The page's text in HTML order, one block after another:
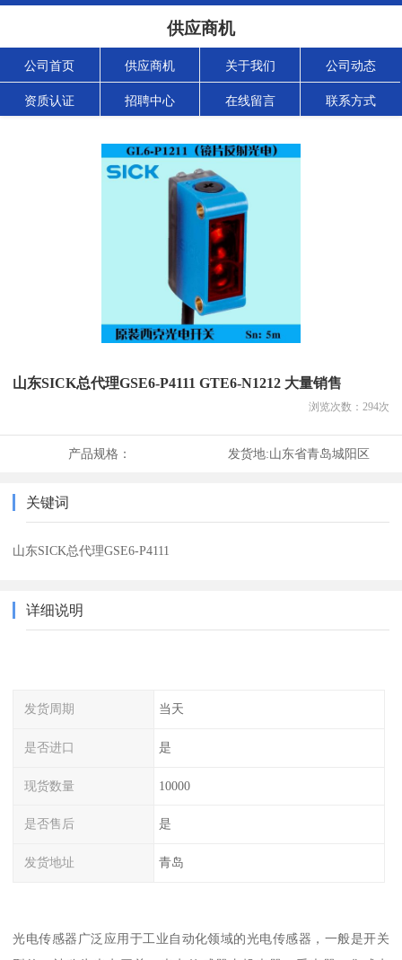
供应商机
公司首页 供应商机 关于我们 公司动态
资质认证 招聘中心 在线留言 联系方式
山东SICK总代理GSE6-P4111 GTE6-N1212 大量销售
浏览次数： 294次
产品规格： 发货地:山东省青岛城阳区
关键词
山东SICK总代理GSE6-P4111
详细说明
发货周期 当天
是否进口 是
现货数量 10000
是否售后 是
发货地址 青岛
光电传感器广泛应用于工业自动化领域的光电传感器，一般是开关